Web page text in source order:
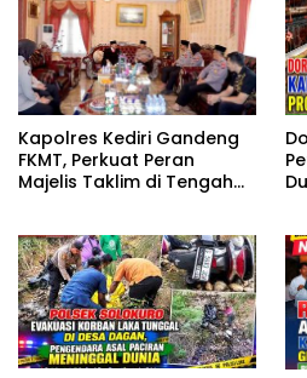
Kapolres Kediri Gandeng
FKMT, Perkuat Peran
Majelis Taklim di Tengah